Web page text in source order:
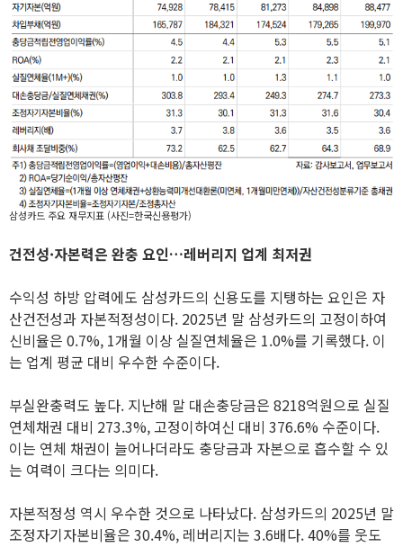
삼성카드 주요 재무지표 (사진=한국신용평가)
건전성·자본력은 완충 요인…레버리지 업계 최저권
수익성 하방 압력에도 삼성카드의 신용도를 지탱하는 요인은 자
산건전성과 자본적정성이다. 2025년 말 삼성카드의 고정이하여
신비율은 0.7%, 1개월 이상 실질연체율은 1.0%를 기록했다. 이
는 업계 평균 대비 우수한 수준이다.
부실완충력도 높다. 지난해 말 대손충당금은 8218억원으로 실질
연체채권 대비 273.3%, 고정이하여신 대비 376.6% 수준이다.
이는 연체 채권이 늘어나더라도 충당금과 자본으로 흡수할 수 있
는 여력이 크다는 의미다.
자본적정성 역시 우수한 것으로 나타났다. 삼성카드의 2025년 말
조정자기자본비율은 30.4%, 레버리지는 3.6배다. 40%를 웃도